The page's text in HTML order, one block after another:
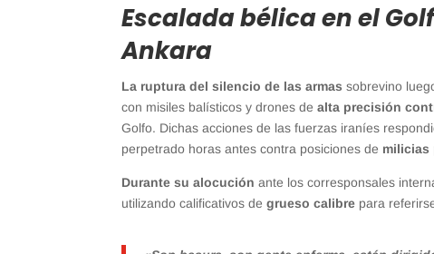
Escalada bélica en el
Ankara
La ruptura del silencio de las armassobrevino
con misiles balísticos y drones dealta precisión
Golfo. Dichas acciones de las fuerzas iraníes
perpetrado horas antes contra posiciones de milicias
Durante su alocución ante los corresponsales
utilizando calificativos degrueso calibre para